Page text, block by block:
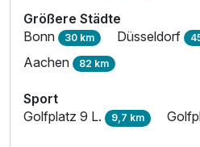
1 Erwachsenen und 1 Kind
Ausstattung
Für 3 Tage
Größere Städte
Bonn 30 km Düsseldorf
Aachen 82 km
Sport
Golfplatz 9 L. 9,7 km